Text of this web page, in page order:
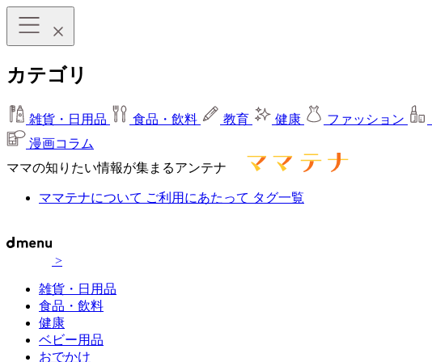
カテゴリ
雑貨・日用品 食品・飲料 教育 健康 ファッション
漫画コラム
ママの知りたい情報が集まるアンテナ
ママテナについて ご利用にあたって タグ一覧
>
雑貨・日用品
食品・飲料
健康
ベビー用品
おでかけ